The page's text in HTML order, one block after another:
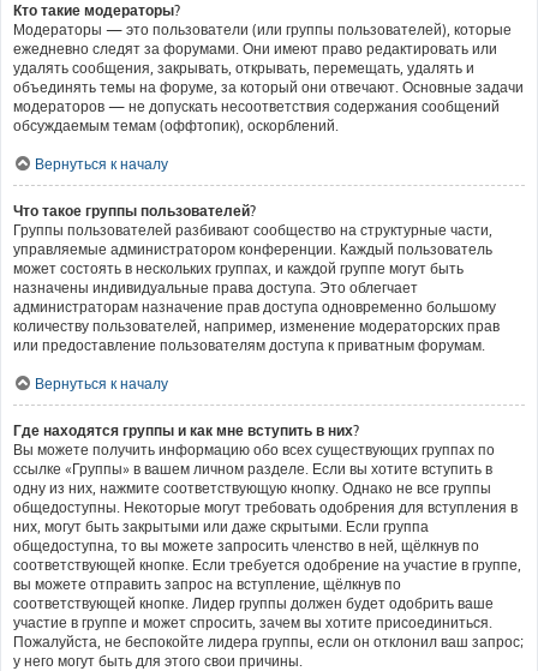
Кто такие модераторы?
Модераторы — это пользователи (или группы пользователей), которые
ежедневно следят за форумами. Они имеют право редактировать или
удалять сообщения, закрывать, открывать, перемещать, удалять и
объединять темы на форуме, за который они отвечают. Основные задачи
модераторов — не допускать несоответствия содержания сообщений
обсуждаемым темам (оффтопик), оскорблений.
Вернуться к началу
Что такое группы пользователей?
Группы пользователей разбивают сообщество на структурные части,
управляемые администратором конференции. Каждый пользователь
может состоять в нескольких группах, и каждой группе могут быть
назначены индивидуальные права доступа. Это облегчает
администраторам назначение прав доступа одновременно большому
количеству пользователей, например, изменение модераторских прав
или предоставление пользователям доступа к приватным форумам.
Вернуться к началу
Где находятся группы и как мне вступить в них?
Вы можете получить информацию обо всех существующих группах по
ссылке «Группы» в вашем личном разделе. Если вы хотите вступить в
одну из них, нажмите соответствующую кнопку. Однако не все группы
общедоступны. Некоторые могут требовать одобрения для вступления в
них, могут быть закрытыми или даже скрытыми. Если группа
общедоступна, то вы можете запросить членство в ней, щёлкнув по
соответствующей кнопке. Если требуется одобрение на участие в группе,
вы можете отправить запрос на вступление, щёлкнув по
соответствующей кнопке. Лидер группы должен будет одобрить ваше
участие в группе и может спросить, зачем вы хотите присоединиться.
Пожалуйста, не беспокойте лидера группы, если он отклонил ваш запрос;
у него могут быть для этого свои причины.